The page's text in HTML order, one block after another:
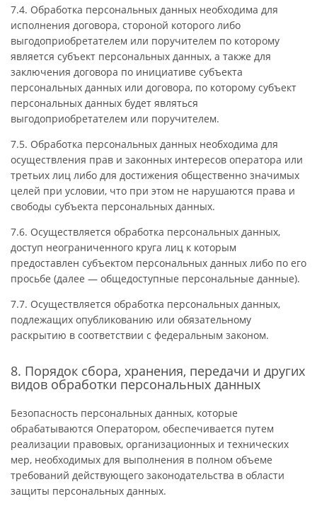
7.4. Обработка персональных данных необходима для
исполнения договора, стороной которого либо
выгодоприобретателем или поручителем по которому
является субъект персональных данных, а также для
заключения договора по инициативе субъекта
персональных данных или договора, по которому субъект
персональных данных будет являться
выгодоприобретателем или поручителем.
7.5. Обработка персональных данных необходима для
осуществления прав и законных интересов оператора или
третьих лиц либо для достижения общественно значимых
целей при условии, что при этом не нарушаются права и
свободы субъекта персональных данных.
7.6. Осуществляется обработка персональных данных,
доступ неограниченного круга лиц к которым
предоставлен субъектом персональных данных либо по его
просьбе (далее — общедоступные персональные данные).
7.7. Осуществляется обработка персональных данных,
подлежащих опубликованию или обязательному
раскрытию в соответствии с федеральным законом.
8. Порядок сбора, хранения, передачи и других
видов обработки персональных данных
Безопасность персональных данных, которые
обрабатываются Оператором, обеспечивается путем
реализации правовых, организационных и технических
мер, необходимых для выполнения в полном объеме
требований действующего законодательства в области
защиты персональных данных.